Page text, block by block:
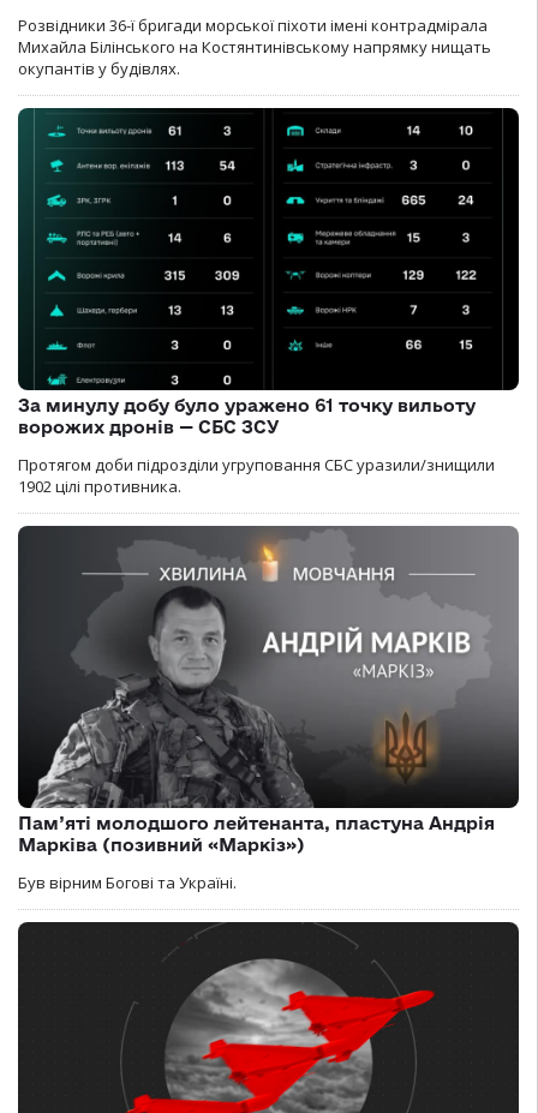
Розвідники 36-ї бригади морської піхоти імені контрадмірала
Михайла Білінського на Костянтинівському напрямку нищать
окупантів у будівлях.
За минулу добу було уражено 61 точку вильоту
ворожих дронів — СБС ЗСУ
Протягом доби підрозділи угруповання СБС уразили/знищили
1902 цілі противника.
Пам’яті молодшого лейтенанта, пластуна Андрія
Марківа (позивний «Маркіз»)
Був вірним Богові та Україні.